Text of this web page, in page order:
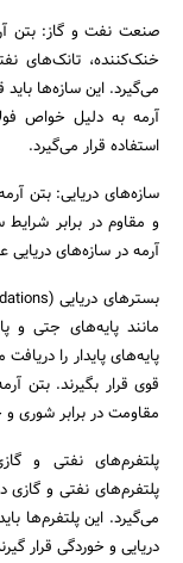
صنعت نفت و گاز: بتن
خنک‌کننده، تانک‌های
می‌گیرد. این سازه‌ها
آرمه به دلیل خواص
استفاده قرار می‌گیرد.
سازه‌های دریایی: بتن
و مقاوم در برابر
آرمه در سازه‌های دریایی
مانند پایه‌های جتی و
پایه‌های پایدار را
قوی قرار بگیرند. بتن
مقاومت در برابر شوری
پلتفرم‌های نفتی و گازی
می‌گیرد. این پلتفرم‌ها
دریایی و خوردگی قرار